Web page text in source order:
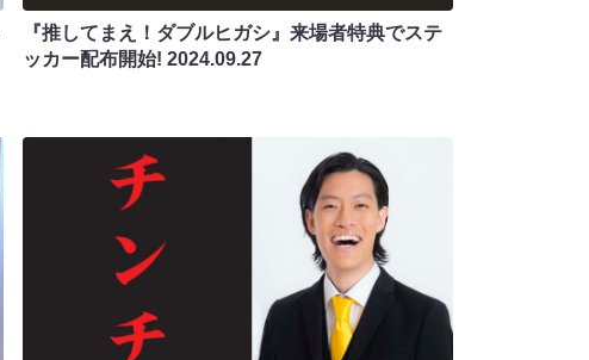
『推してまえ！ダブルヒガシ』来場者特典でステ
ッカー配布開始! 2024.09.27